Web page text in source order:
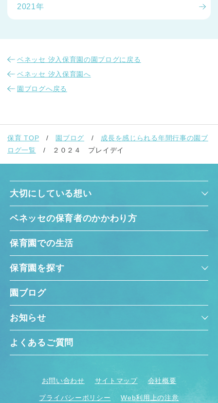
2021年
ベネッセ 汐入保育園の園ブログに戻る
ベネッセ 汐入保育園へ
園ブログへ戻る
保育 TOP 園ブログ
成長を感じられる年間行事の園ブ
ログ一覧
２０２４ プレイデイ
大切にしている想い
ベネッセの保育者のかかわり方
保育園での生活
保育園を探す
園ブログ
お知らせ
よくあるご質問
お問い合わせ サイトマップ 会社概要
プライバシーポリシー Web利用上の注意